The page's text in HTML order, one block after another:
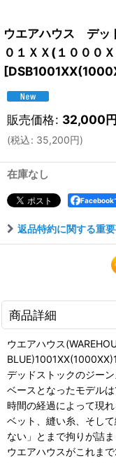
ウエアハウス デ
０１ＸＸ(１０００
[
販売価格: 32,000円
(税込: 35,200円)
在庫なし
Facebook
返品特約に関する重
商品詳細
ウエアハウス
デッドストックのジー
ベースとなったモデル
時間の経過によって現
ベット、縫い糸、そし
ない」とまで拘りが詰
ウエアハウスがこれま